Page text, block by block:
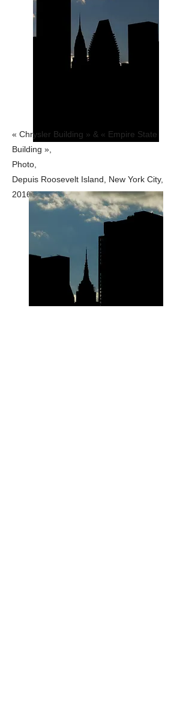
« Chrysler Building » & « Empire State
Building »,
Photo,
Depuis Roosevelt Island, New York City,
2016